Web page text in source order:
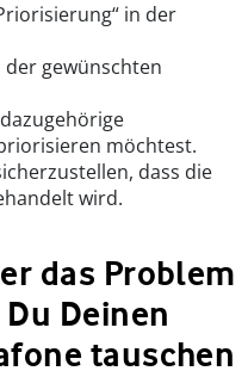
in der
der gewünschten
möchtest.
dass die
wird.
das Problem
Deinen
tauschen